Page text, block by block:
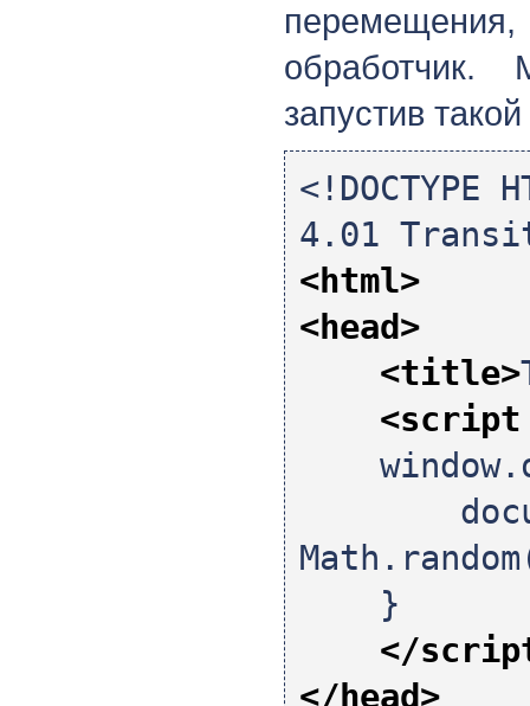
запустив
<!DOCTYPE
4.01
<html>
<head>
<title>
<script
}
</
</head>